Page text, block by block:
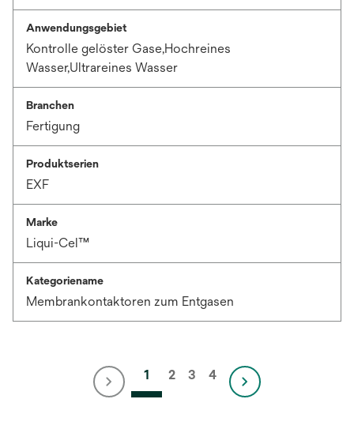
Anwendungsgebiet
Kontrolle gelöster Gase,Hochreines
Wasser,Ultrareines Wasser
Branchen
Fertigung
Produktserien
EXF
Marke
Liqui-Cel™
Kategoriename
Membrankontaktoren zum Entgasen
1 2 3 4